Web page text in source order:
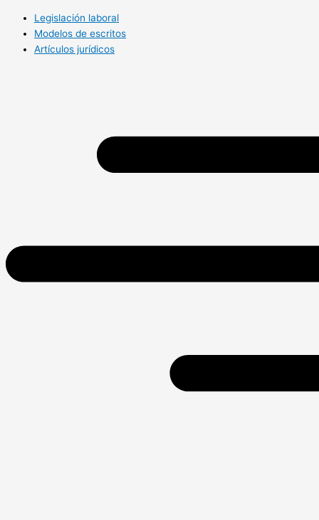
Legislación laboral
Modelos de escritos
Artículos jurídicos